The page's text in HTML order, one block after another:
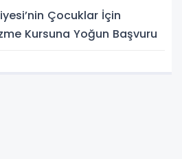
Çocuklar İçin
Kursuna Yoğun Başvuru